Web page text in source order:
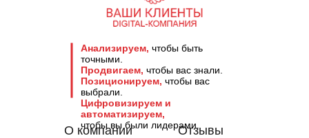
Анализируем, чтобы быть
точными.
Продвигаем, чтобы вас знали.
Позиционируем, чтобы вас
выбрали.
Цифровизируем и
автоматизируем,
чтобы вы были лидерами.
О компании
Отзывы